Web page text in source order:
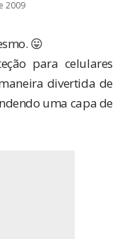
2009
😛
para celulares
divertida de
uma capa de